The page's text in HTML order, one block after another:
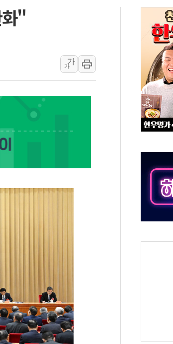
쇼크에 금리 인상 우려 후퇴…나스닥 선물 1%대 상승
명 감소 '쇼크'…9월 금리 인상 기대 후퇴
, 공동방위협정 체결
...아틀라시안·클라우드플레어·태양광주↑ VS 트레
"6·25 미군 실종자 7359명 끝까지 찾겠다"
월 때와 달리 워시엔 톤 낮춰
책특보 내정설...포항시 '시끌'
다음 100년 밑거름…수도권 집중 완화 전환점"
부동산 2차 회의' 주재… "전폭적 공급 확대·속도전 총
관세 15% 부과…美 태양광주 급등
만남
"
가
가